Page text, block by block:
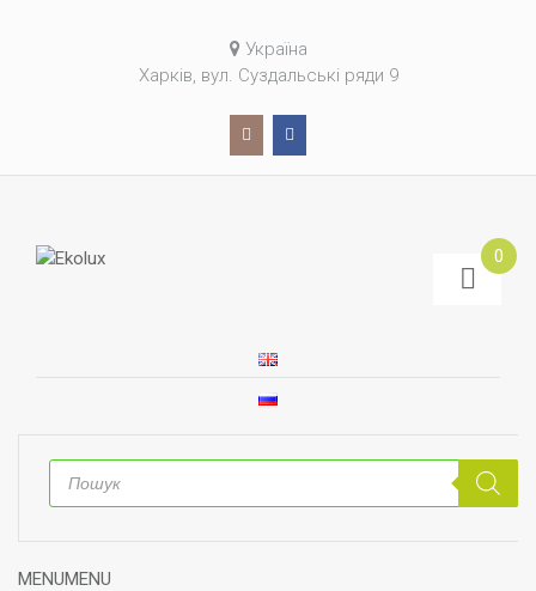
Україна
Харків, вул. Суздальські ряди 9
0
Пошук
товарів
Skip
MENUMENU